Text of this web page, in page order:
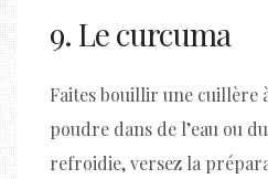
9. Le curcuma
Faites bouillir une cuillère
poudre dans de l’eau ou
refroidie, versez la